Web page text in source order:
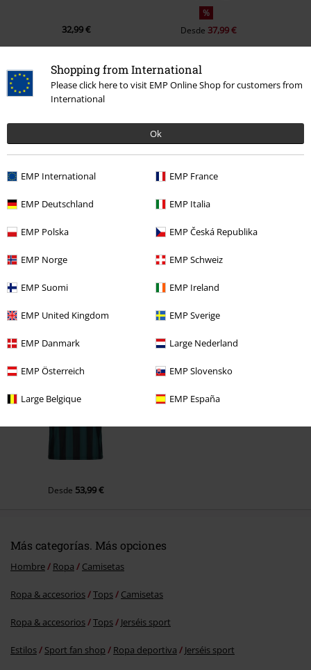
Shopping from International
Please click here to visit EMP Online Shop for customers from
International
Ok
EMP International EMP France
EMP Deutschland EMP Italia
EMP Polska EMP Česká Republika
EMP Norge EMP Schweiz
EMP Suomi EMP Ireland
EMP United Kingdom EMP Sverige
EMP Danmark Large Nederland
EMP Österreich EMP Slovensko
Large Belgique EMP España
32,99 €
%
Desde 37,99 €
0 Opiniones
Dinos qué opinas de "Soccer Jersey".
Escribe una reseña
Desde 53,99 €
Más categorías. Más opciones
Hombre Ropa Camisetas
Ropa & accesorios Tops Camisetas
Ropa & accesorios Tops Jerséis sport
Estilos Sport fan shop Ropa deportiva Jerséis sport